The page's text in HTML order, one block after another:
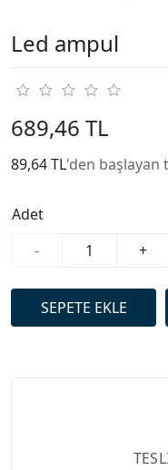
Led ampul
689,46 TL
89,64 TL'den başlayan
Adet
-
+